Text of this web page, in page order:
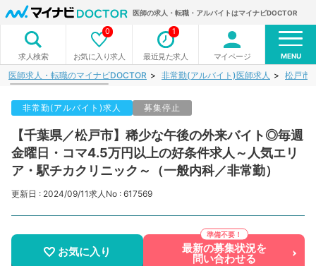
医師の求人・転職・アルバイトはマイナビDOCTOR
求人検索 お気に入り求人
0
最近見た求人
1
マイページ MENU
医師求人・転職のマイナビDOCTOR 非常勤(アルバイト)医師求人 松戸市
非常勤(アルバイト)求人 募集停止
【千葉県／松戸市】稀少な午後の外来バイト◎毎週
金曜日・コマ4.5万円以上の好条件求人～人気エリ
ア・駅チカクリニック～（一般内科／非常勤）
更新日 : 2024/09/11求人No : 617569
お気に入り 最新の募集状況を
問い合わせる